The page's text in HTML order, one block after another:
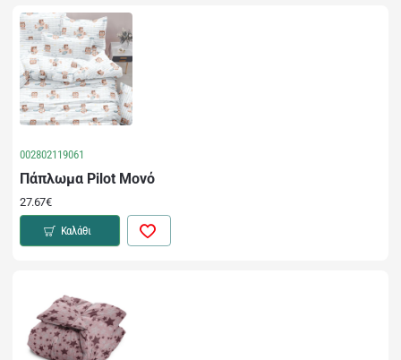
002802119061
Πάπλωμα Pilot Μονό
27.67€
Καλάθι